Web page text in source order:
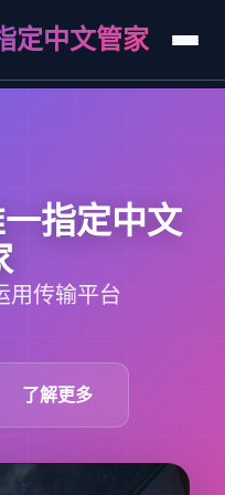
定中文管家
指定中文
用传输平台
了解更多